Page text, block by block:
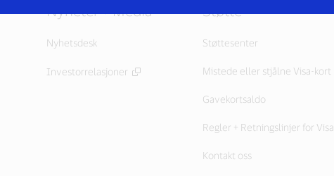
Nyheter + Media
Nyhetsdesk
Investorrelasjoner
Støtte
Støttesenter
Mistede eller stjålne Visa-kort
Gavekortsaldo
Regler + Retningslinjer for Visa
Kontakt oss